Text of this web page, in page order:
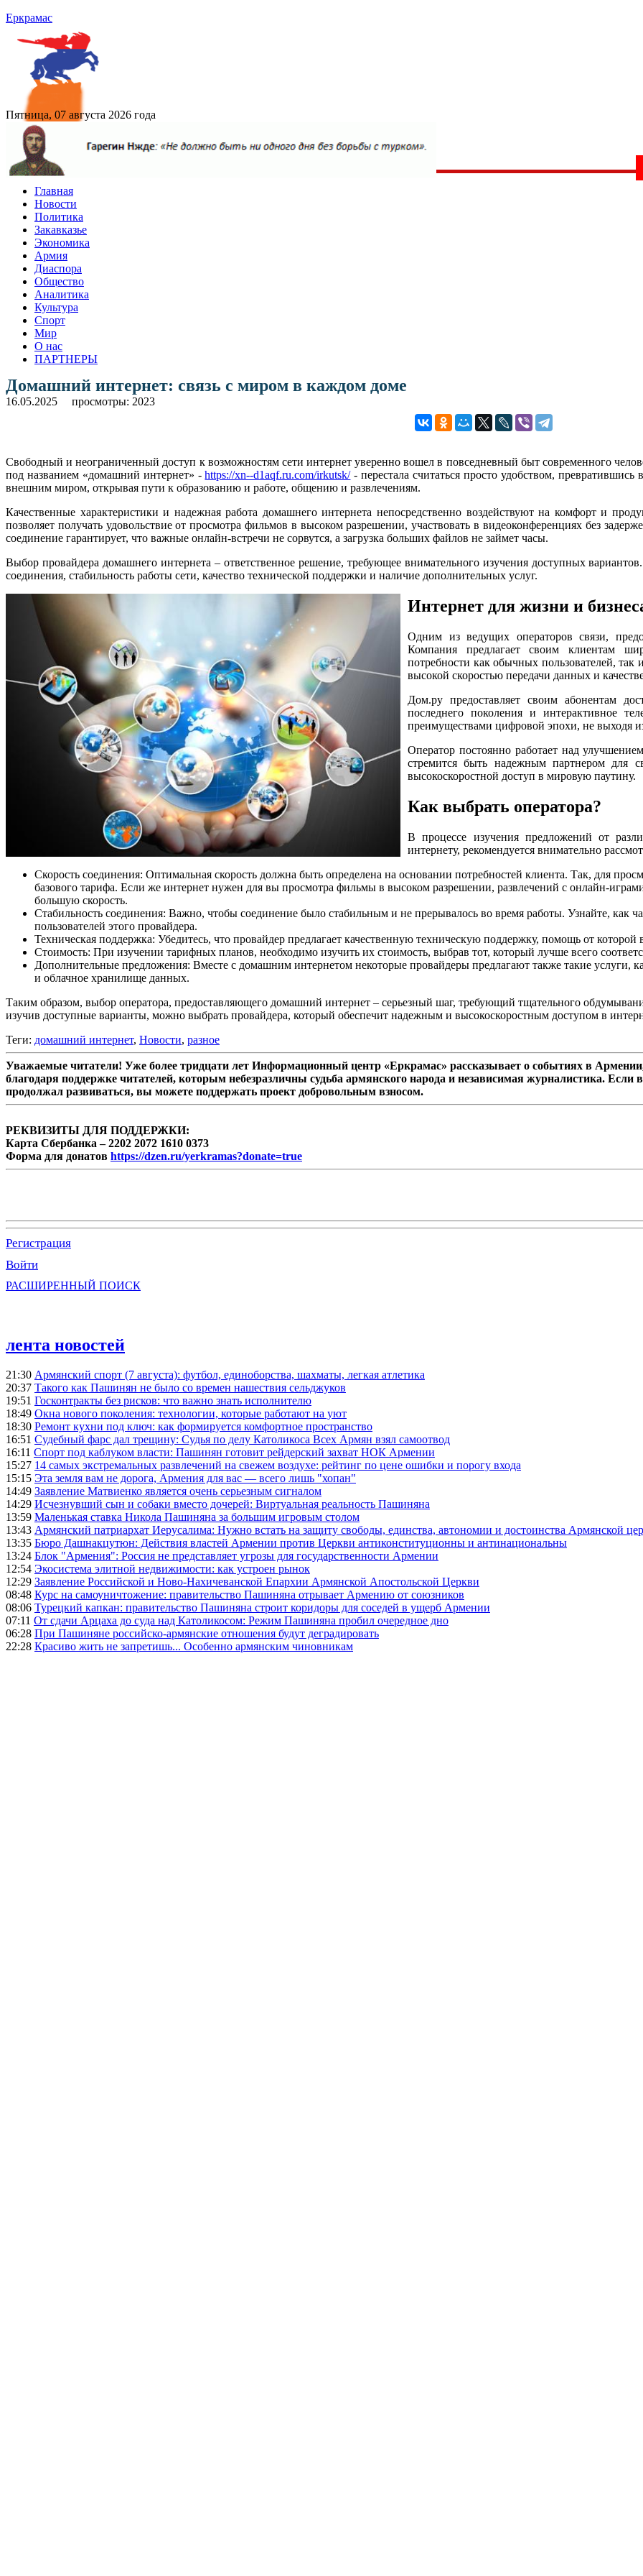
Еркрамас
Пятница, 07 августа 2026 года
Главная
Новости
Политика
Закавказье
Экономика
Армия
Диаспора
Общество
Аналитика
Культура
Спорт
Мир
О нас
ПАРТНЕРЫ
Домашний интернет: связь с миром в каждом доме
16.05.2025 просмотры: 2023
Свободный и неограниченный доступ к возможностям сети интернет уверенно вошел в повседневный быт современного
под названием «домашний интернет» -https://xn--d1aqf.ru.com/irkutsk/- перестала считаться просто удобством,
внешним миром, открывая пути к образованию и работе, общению и развлечениям.
Качественные характеристики и надежная работа домашнего интернета непосредственно воздействуют на комфорт и
позволяет получать удовольствие от просмотра фильмов в высоком разрешении, участвовать в видеоконференциях без
соединение гарантирует, что важные онлайн-встречи не сорвутся, а загрузка больших файлов не займет часы.
Выбор провайдера домашнего интернета – ответственное решение, требующее внимательного изучения доступных
соединения, стабильность работы сети, качество технической поддержки и наличие дополнительных услуг.
Интернет для жизни и
Одним из ведущих операторов связи,
Компания предлагает своим клиентам
потребности как обычных пользователей, так
высокой скоростью передачи данных и
Дом.ру предоставляет своим абонентам
последнего поколения и интерактивное
преимуществами цифровой эпохи, не выходя
Оператор постоянно работает над
стремится быть надежным партнером для
высокоскоростной доступ в мировую паутину.
Как выбрать оператора?
В процессе изучения предложений от
интернету, рекомендуется внимательно
Скорость соединения: Оптимальная скорость должна быть определена на основании потребностей клиента. Так, для
базового тарифа. Если же интернет нужен для вы просмотра фильмы в высоком разрешении, развлечений с онлайн-
большую скорость.
Стабильность соединения: Важно, чтобы соединение было стабильным и не прерывалось во время работы. Узнайте, как
пользователей этого провайдера.
Техническая поддержка: Убедитесь, что провайдер предлагает качественную техническую поддержку, помощь от
Стоимость: При изучении тарифных планов, необходимо изучить их стоимость, выбрав тот, который лучше всего
Дополнительные предложения: Вместе с домашним интернетом некоторые провайдеры предлагают также такие услуги,
и облачное хранилище данных.
Таким образом, выбор оператора, предоставляющего домашний интернет – серьезный шаг, требующий тщательного
изучив доступные варианты, можно выбрать провайдера, который обеспечит надежным и высокоскоростным доступом в
Теги: домашний интернет, Новости, разное
Уважаемые читатели! Уже более тридцати лет Информационный центр «Еркрамас» рассказывает о событиях в
благодаря поддержке читателей, которым небезразличны судьба армянского народа и независимая журналистика.
продолжал развиваться, вы можете поддержать проект добровольным взносом.
РЕКВИЗИТЫ ДЛЯ ПОДДЕРЖКИ:
Карта Сбербанка – 2202 2072 1610 0373
Форма для донатов https://dzen.ru/yerkramas?donate=true
Регистрация
Войти
РАСШИРЕННЫЙ ПОИСК
лента новостей
21:30 Армянский спорт (7 августа): футбол, единоборства, шахматы, легкая атлетика
20:37 Такого как Пашинян не было со времен нашествия сельджуков
19:51 Госконтракты без рисков: что важно знать исполнителю
18:49 Окна нового поколения: технологии, которые работают на уют
18:30 Ремонт кухни под ключ: как формируется комфортное пространство
16:51 Судебный фарс дал трещину: Судья по делу Католикоса Всех Армян взял самоотвод
16:11 Спорт под каблуком власти: Пашинян готовит рейдерский захват НОК Армении
15:27 14 самых экстремальных развлечений на свежем воздухе: рейтинг по цене ошибки и порогу входа
15:15 Эта земля вам не дорога, Армения для вас — всего лишь "хопан"
14:49 Заявление Матвиенко является очень серьезным сигналом
14:29 Исчезнувший сын и собаки вместо дочерей: Виртуальная реальность Пашиняна
13:59 Маленькая ставка Никола Пашиняна за большим игровым столом
13:43 Армянский патриархат Иерусалима: Нужно встать на защиту свободы, единства, автономии и достоинства Армянской
13:35 Бюро Дашнакцутюн: Действия властей Армении против Церкви антиконституционны и антинациональны
13:24 Блок "Армения": Россия не представляет угрозы для государственности Армении
12:54 Экосистема элитной недвижимости: как устроен рынок
12:29 Заявление Российской и Ново-Нахичеванской Епархии Армянской Апостольской Церкви
08:48 Курс на самоуничтожение: правительство Пашиняна отрывает Армению от союзников
08:06 Турецкий капкан: правительство Пашиняна строит коридоры для соседей в ущерб Армении
07:11 От сдачи Арцаха до суда над Католикосом: Режим Пашиняна пробил очередное дно
06:28 При Пашиняне российско-армянские отношения будут деградировать
22:28 Красиво жить не запретишь... Особенно армянским чиновникам